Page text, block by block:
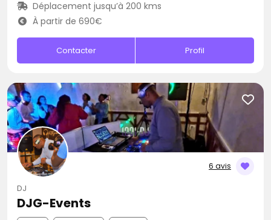
Déplacement jusqu’à 200 kms
À partir de 690€
Contacter Profil
6 avis
DJ
DJG-Events